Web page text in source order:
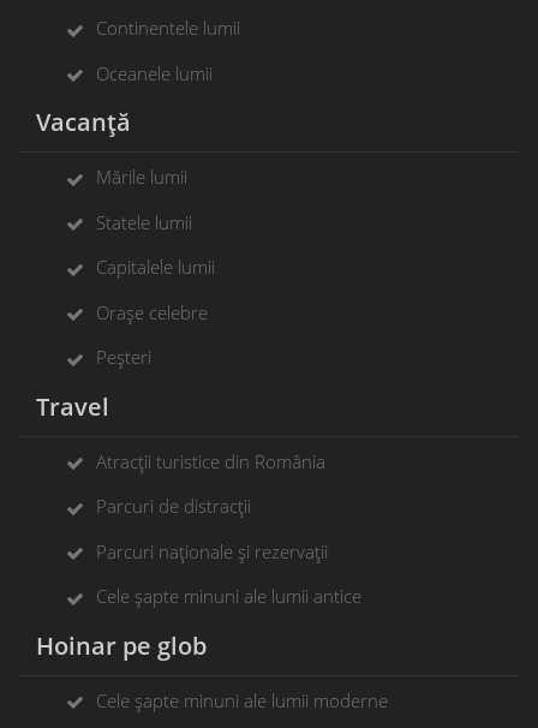
Continentele lumii
Oceanele lumii
Vacanță
Mările lumii
Statele lumii
Capitalele lumii
Orașe celebre
Peșteri
Travel
Atracții turistice din România
Parcuri de distracții
Parcuri naționale și rezervații
Cele șapte minuni ale lumii antice
Hoinar pe glob
Cele șapte minuni ale lumii moderne